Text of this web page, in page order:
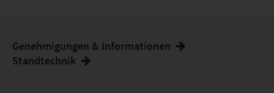
Genehmigungen & Informationen
Standtechnik